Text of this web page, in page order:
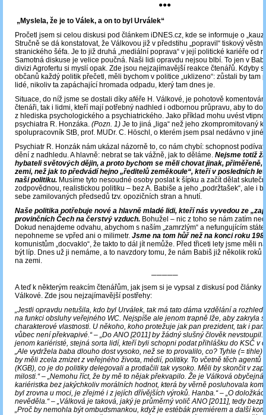
●●●
„Myslela, že je to Válek, a on to byl Urválek“
Pročetl jsem si celou diskusi pod článkem iDNES.cz, kde se informuje o
Stručně se dá konstatovat, že Válkovou již v předstihu „popravil“ tiskový
stranického šéfa. Je to již druhá „mediální poprava“ v její politické kariéře od
Samotná diskuse je velice poučná. Naši lidi opravdu nejsou blbí. To jen v
divizi Agrofertu si myslí opak. Zde jsou nejzajímavější reakce čtenářů. Kdyby
občanů každý politik přečetl, měli bychom v politice „uklizeno“: zůstali by tam
lidé, nikoliv ta zapáchající hromada odpadu, který tam dnes je.
Situace, do níž jsme se dostali díky aféře H. Válkové, je pohotově
čtenáři, tak i lidmi, kteří mají potřebný nadhled i odbornou průpravu, aby to
z hlediska psychologického a psychiatrického. Jako příklad mohu uvést
psychiatra R. Honzáka. (Pozn. 1) Je to jiná „liga“ než jeho zkompromitovaný
spolupracovník StB, prof. MUDr. C. Höschl, o kterém jsem psal nedávno v
Psychiatr R. Honzák nám ukázal názorně to, co nám chybí: schopnost
dění z nadhledu. A hlavně: nebrat se tak vážně, jak to děláme. Nejsme totiž
hybateli světových dějin, a proto bychom se měli chovat jinak, přiměřeně,
zemi, než jak to předvádí hejno „ředitelů zeměkoule“, kteří v posledních
naši politiku. Musíme tyto nesoudné osoby poslat k šípku a začít dělat
zodpovědnou, realistickou politiku – bez A. Babiše a jeho „podržtašek“, ale i
sebe zamilovaných předsedů tzv. opozičních stran a hnutí.
Naše politika potřebuje nové a hlavně mladé lidi, kteří nás vyvedou ze
provinčních Čech na čerstvý vzduch. Bohužel ‒ nic z toho se nám zatím
Dokud nenajdeme odvahu, abychom s naším „zamrzlým“ a nefungujícím
nepohneme se vpřed ani o milimetr. Jsme na tom hůř než na konci roku
komunistům „docvaklo“, že takto to dál jít nemůže. Před třiceti lety jsme měli
být líp. Dnes už ji nemáme, a to navzdory tomu, že nám Babiš již několik roků
na zemi.
─────
A teď k některým reakcím čtenářům, jak jsem si je vypsal z diskusí pod články
Válkové. Zde jsou nejzajímavější postřehy:
„Jestli opravdu netušila, kdo byl Urválek, tak má tato dáma vzdělání a rozhled
na funkci obsluhy veřejného WC. Nejspíše ale jenom trapně lže, aby zakryla
charakterové vlastnosti. U někoho, koho protežuje jak pan prezident, tak i pan
vůbec není překvapivé.“ – „Do ANO [2011] by žádný slušný člověk nevstoupil.
jenom kariéristé, stejná sorta lidí, kteří byli schopni podat přihlášku do KSČ v
„Ale vydržela baba dlouho dost vysoko, než se to provalilo, co? Tyhle (= tihle)
by měli zcela zmizet z veřejného života, médií, politiky. To včetně těch agentů
(KGB), co je do politiky delegovali a protlačili tak vysoko. Měli by skončit v
milosti.“ – „Nemohu říct, že by mě to nějak překvapilo. Že je Válková
kariéristka bez jakýchkoliv morálních hodnot, která by věrně posluhovala
byl zrovna u moci, je zřejmé i z jejích dřívějších výroků. Hanba.“ – „O
nevěděla.“ – „Válková je taková, jaký je průměrný volič ANO [2011], tedy
„Proč by nemohla být ombudsmankou, když je estébák premiérem a další